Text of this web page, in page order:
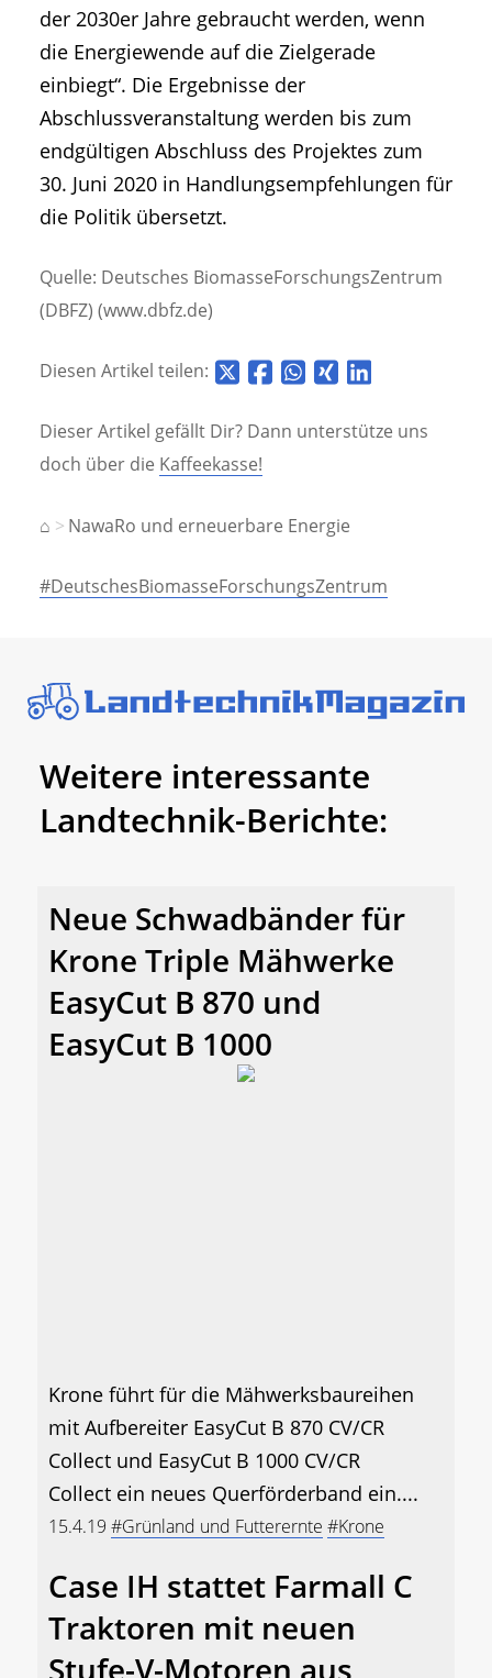
der 2030er Jahre gebraucht werden, wenn
die Energiewende auf die Zielgerade
einbiegt“. Die Ergebnisse der
Abschlussveranstaltung werden bis zum
endgültigen Abschluss des Projektes zum
30. Juni 2020 in Handlungsempfehlungen für
die Politik übersetzt.
Quelle: Deutsches BiomasseForschungsZentrum
(DBFZ) (www.dbfz.de)
Diesen Artikel teilen:
Dieser Artikel gefällt Dir? Dann unterstütze uns
doch über die Kaffeekasse!
⌂ NawaRo und erneuerbare Energie
#DeutschesBiomasseForschungsZentrum
Weitere interessante
Landtechnik-Berichte:
Neue Schwadbänder für
Krone Triple Mähwerke
EasyCut B 870 und
EasyCut B 1000
Krone führt für die Mähwerksbaureihen
mit Aufbereiter EasyCut B 870 CV/CR
Collect und EasyCut B 1000 CV/CR
Collect ein neues Querförderband ein....
15.4.19 #Grünland und Futterernte #Krone
Case IH stattet Farmall C
Traktoren mit neuen
Stufe-V-Motoren aus